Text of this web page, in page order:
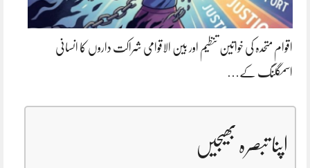
اقوام متحدہ کی خواتین تنظیم اور بین الاقوامی شراکت داروں کا انسانی
اسمگلنگ کے…
اپنا تبصرہ بھیجیں